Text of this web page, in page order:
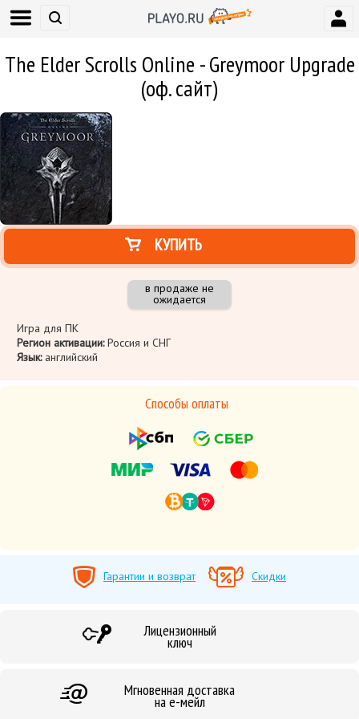
The Elder Scrolls Online - Greymoor Upgrade
(оф. сайт)
КУПИТЬ
в продаже не
ожидается
Игра для ПК
Регион активации:Россия и СНГ
Язык: английский
Способы оплаты
Гарантии и возврат Скидки
Лицензионный
ключ
Мгновенная доставка
на е-мейл